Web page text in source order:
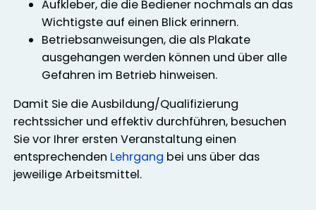
Aufkleber, die die Bediener nochmals an das
Wichtigste auf einen Blick erinnern.
Betriebsanweisungen, die als Plakate
ausgehangen werden können und über alle
Gefahren im Betrieb hinweisen.
Damit Sie die Ausbildung/Qualifizierung
rechtssicher und effektiv durchführen, besuchen
Sie vor Ihrer ersten Veranstaltung einen
entsprechenden Lehrgang bei uns über das
jeweilige Arbeitsmittel.